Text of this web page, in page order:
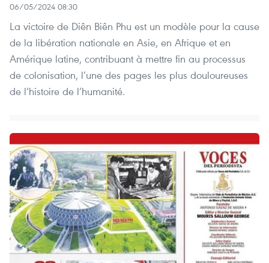
06/05/2024 08:30
La victoire de Diên Biên Phu est un modèle pour la cause
de la libération nationale en Asie, en Afrique et en
Amérique latine, contribuant à mettre fin au processus
de colonisation, l’une des pages les plus douloureuses
de l’histoire de l’humanité.